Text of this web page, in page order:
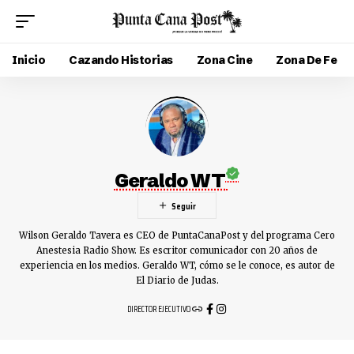
Inicio Cazando Historias Zona Cine Zona De Fe
Geraldo WT
Wilson Geraldo Tavera es CEO de PuntaCanaPost y del programa Cero
Anestesia Radio Show. Es escritor comunicador con 20 años de
experiencia en los medios. Geraldo WT, cómo se le conoce, es autor de
El Diario de Judas.
DIRECTOR EJECUTIVO